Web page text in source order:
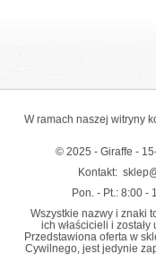
W ramach naszej witryny
© 2025 - Giraffe -
Kontakt:
Pon. - Pt.: 8:00
Wszystkie nazwy i znaki
ich właścicieli i
Przedstawiona oferta w
Cywilnego, jest jedynie